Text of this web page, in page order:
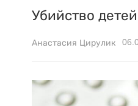
Убийство
Анастасия Цирулик